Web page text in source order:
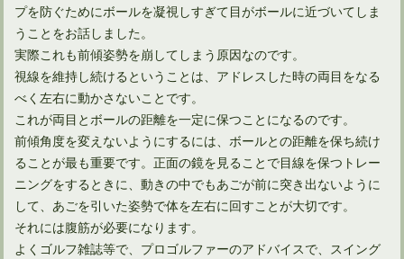
プを防ぐためにボールを凝視しすぎて目がボールに近づいてしま
うことをお話しました。
実際これも前傾姿勢を崩してしまう原因なのです。
視線を維持し続けるということは、アドレスした時の両目をなる
べく左右に動かさないことです。
これが両目とボールの距離を一定に保つことになるのです。
前傾角度を変えないようにするには、ボールとの距離を保ち続け
ることが最も重要です。正面の鏡を見ることで目線を保つトレー
ニングをするときに、動きの中でもあごが前に突き出ないように
して、あごを引いた姿勢で体を左右に回すことが大切です。
それには腹筋が必要になります。
よくゴルフ雑誌等で、プロゴルファーのアドバイスで、スイング